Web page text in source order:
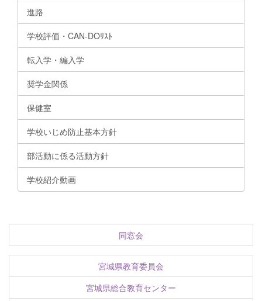
進路
学校評価・CAN-DOﾘｽﾄ
転入学・編入学
奨学金関係
保健室
学校いじめ防止基本方針
部活動に係る活動方針
学校紹介動画
同窓会
宮城県教育委員会
宮城県総合教育センター